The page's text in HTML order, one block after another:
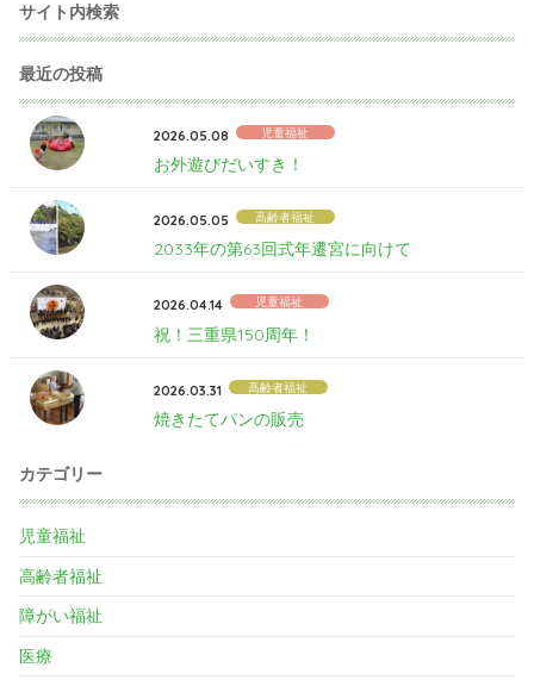
サイト内検索
最近の投稿
2026.05.08 児童福祉
お外遊びだいすき！
2026.05.05 高齢者福祉
2033年の第63回式年遷宮に向けて
2026.04.14 児童福祉
祝！三重県150周年！
2026.03.31 高齢者福祉
焼きたてパンの販売
カテゴリー
児童福祉
高齢者福祉
障がい福祉
医療